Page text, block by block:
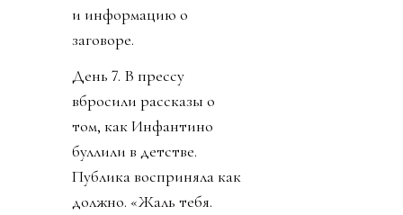
и информацию о
заговоре.
День 7. В прессу
вбросили рассказы о
том, как Инфантино
буллили в детстве.
Публика восприняла как
должно. «Жаль тебя.